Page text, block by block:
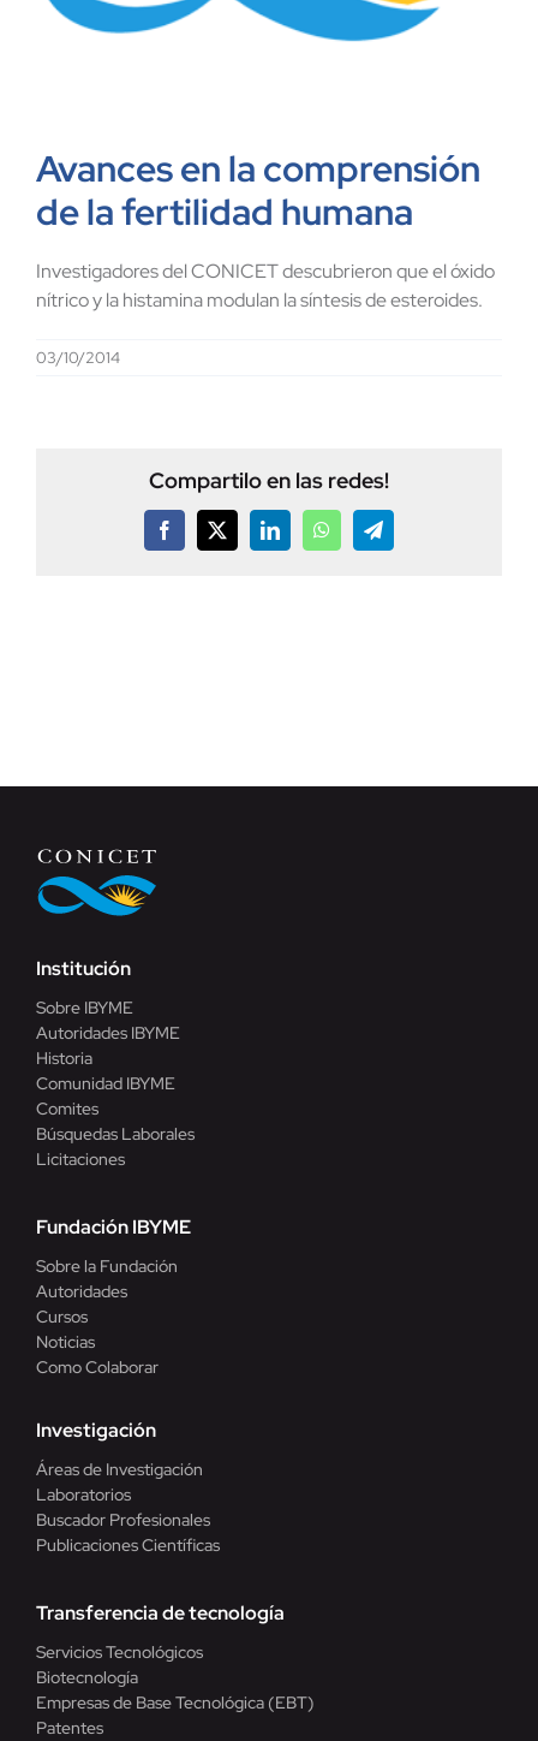
Avances en la comprensión
de la fertilidad humana
Investigadores del CONICET descubrieron que el óxido
nítrico y la histamina modulan la síntesis de esteroides.
03/10/2014
Compartilo en las redes!
Facebook
X LinkedInWhatsAppTelegram
Institución
Sobre IBYME
Autoridades IBYME
Historia
Comunidad IBYME
Comites
Búsquedas Laborales
Licitaciones
Fundación IBYME
Sobre la Fundación
Autoridades
Cursos
Noticias
Como Colaborar
Investigación
Áreas de Investigación
Laboratorios
Buscador Profesionales
Publicaciones Científicas
Transferencia de tecnología
Servicios Tecnológicos
Biotecnología
Empresas de Base Tecnológica (EBT)
Patentes